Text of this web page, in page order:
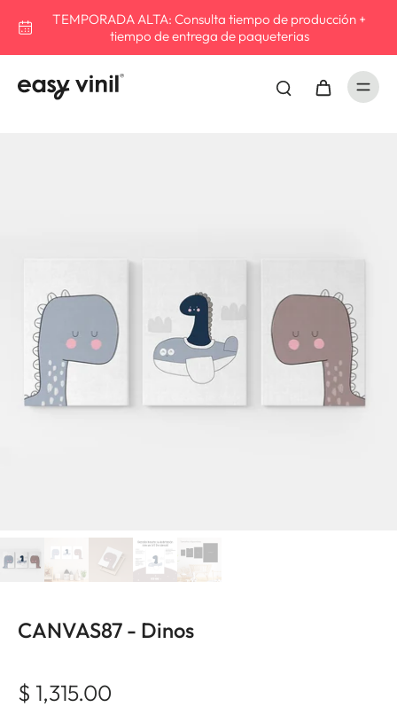
TEMPORADA ALTA: Consulta tiempo de producción +
tiempo de entrega de paqueterias
CANVAS87 - Dinos
$ 1,315.00